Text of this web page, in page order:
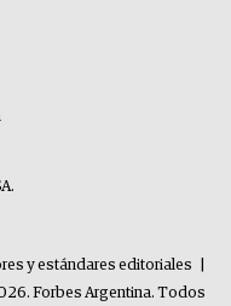
y estándares editoriales
Forbes Argentina. Todos